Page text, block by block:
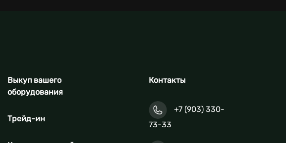
Выкуп вашего
оборудования
Трейд-ин
Контакты
+7 (903) 330-
73-33